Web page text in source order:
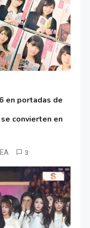
en portadas de
convierten en
3